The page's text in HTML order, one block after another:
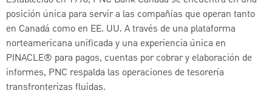
posición única para servir a las compañías que operan tanto
en Canadá como en EE. UU. A través de una plataforma
norteamericana unificada y una experiencia única en
PINACLE® para pagos, cuentas por cobrar y elaboración de
informes, PNC respalda las operaciones de tesorería
transfronterizas fluidas.